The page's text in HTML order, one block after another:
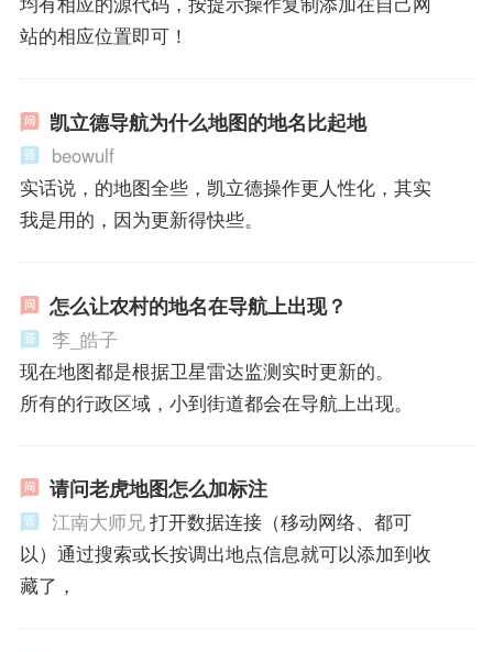
站的相应位置即可！
凯立德导航为什么地图的地名比起地
beowulf
实话说，的地图全些，凯立德操作更人性化，其实
我是用的，因为更新得快些。
怎么让农村的地名在导航上出现？
李_皓子
现在地图都是根据卫星雷达监测实时更新的。
所有的行政区域，小到街道都会在导航上出现。
请问老虎地图怎么加标注
江南大师兄打开数据连接（移动网络、都可
以）通过搜索或长按调出地点信息就可以添加到收
藏了，